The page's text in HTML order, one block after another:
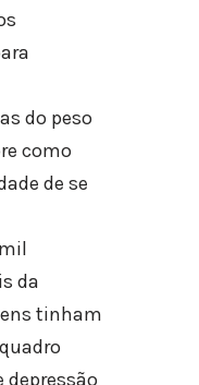
do peso
como
de se
da
tinham
depressão